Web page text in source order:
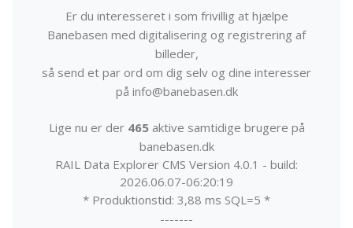
Er du interesseret i som frivillig at hjælpe
Banebasen med digitalisering og registrering af
billeder,
så send et par ord om dig selv og dine interesser
på info@banebasen.dk
Lige nu er der 465aktive samtidige brugere på
banebasen.dk
RAIL Data Explorer CMS Version 4.0.1 - build:
2026.06.07-06:20:19
* Produktionstid: 3,88 ms SQL=5 *
-------